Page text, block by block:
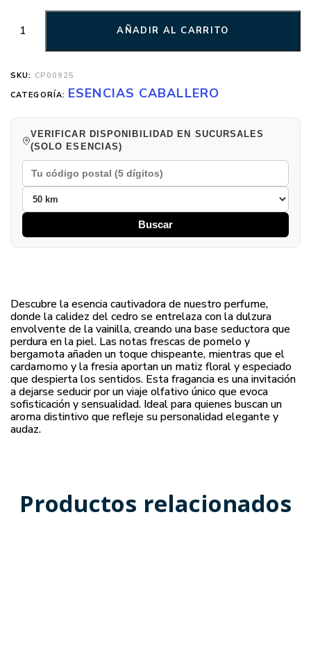
AÑADIR AL CARRITO
SKU: CP00925
CATEGORÍA: ESENCIAS CABALLERO
VERIFICAR DISPONIBILIDAD EN SUCURSALES
(SOLO ESENCIAS)
Buscar
Descubre la esencia cautivadora de nuestro perfume,
donde la calidez del cedro se entrelaza con la dulzura
envolvente de la vainilla, creando una base seductora que
perdura en la piel. Las notas frescas de pomelo y
bergamota añaden un toque chispeante, mientras que el
cardamomo y la fresia aportan un matiz floral y especiado
que despierta los sentidos. Esta fragancia es una invitación
a dejarse seducir por un viaje olfativo único que evoca
sofisticación y sensualidad. Ideal para quienes buscan un
aroma distintivo que refleje su personalidad elegante y
audaz.
Productos relacionados